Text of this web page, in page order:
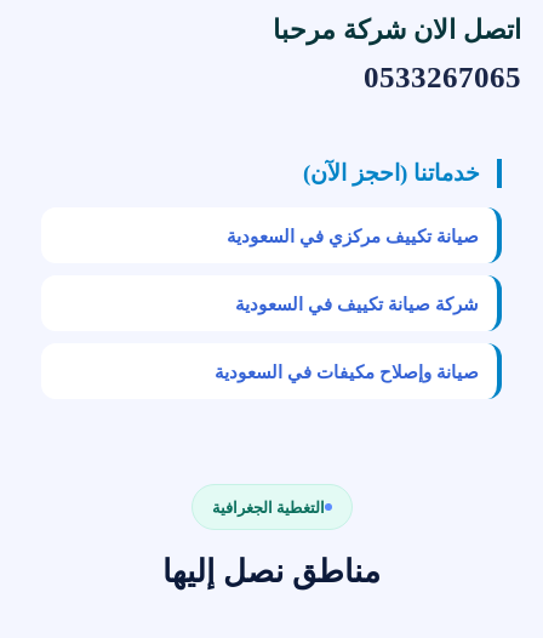
اتصل الان شركة مرحبا
0533267065
خدماتنا (احجز الآن)
صيانة تكييف مركزي في السعودية
شركة صيانة تكييف في السعودية
صيانة وإصلاح مكيفات في السعودية
التغطية الجغرافية
مناطق نصل إليها